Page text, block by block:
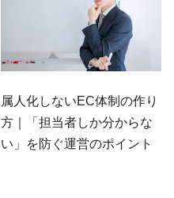
属人化しないEC体制の作り
方｜「担当者しか分からな
い」を防ぐ運営のポイント